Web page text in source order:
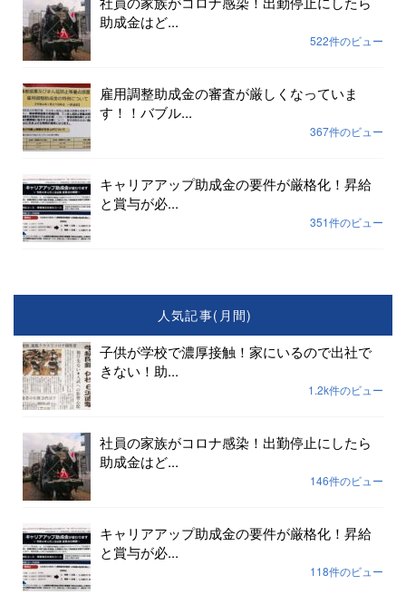
助成金はど...
522件のビュー
雇用調整助成金の審査が厳しくなっていま
す！！バブル...
367件のビュー
キャリアアップ助成金の要件が厳格化！昇給
と賞与が必...
351件のビュー
人気記事(月間)
子供が学校で濃厚接触！家にいるので出社で
きない！助...
1.2k件のビュー
社員の家族がコロナ感染！出勤停止にしたら
助成金はど...
146件のビュー
キャリアアップ助成金の要件が厳格化！昇給
と賞与が必...
118件のビュー